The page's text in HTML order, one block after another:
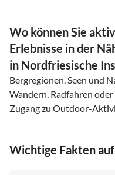
Wo können Sie
Erlebnisse in der
in Nordfriesische
Bergregionen, Seen und
Wandern, Radfahren
Zugang zu Outdoor-
Wichtige Fakten